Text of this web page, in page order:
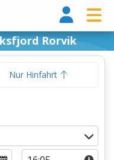
Rorvik
Nur Hinfahrt